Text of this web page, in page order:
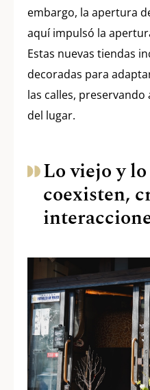
embargo, la apertura
aquí impulsó la
Estas nuevas tiendas
decoradas para
las calles,
del lugar.
Lo viejo y
coexisten,